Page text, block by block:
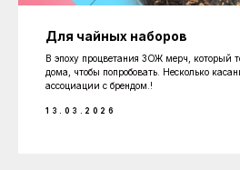
Для чайных наборов
В эпоху процветания ЗОЖ мерч, который
дома, чтобы попробовать. Несколько
ассоциации с брендом.!
13.03.2026